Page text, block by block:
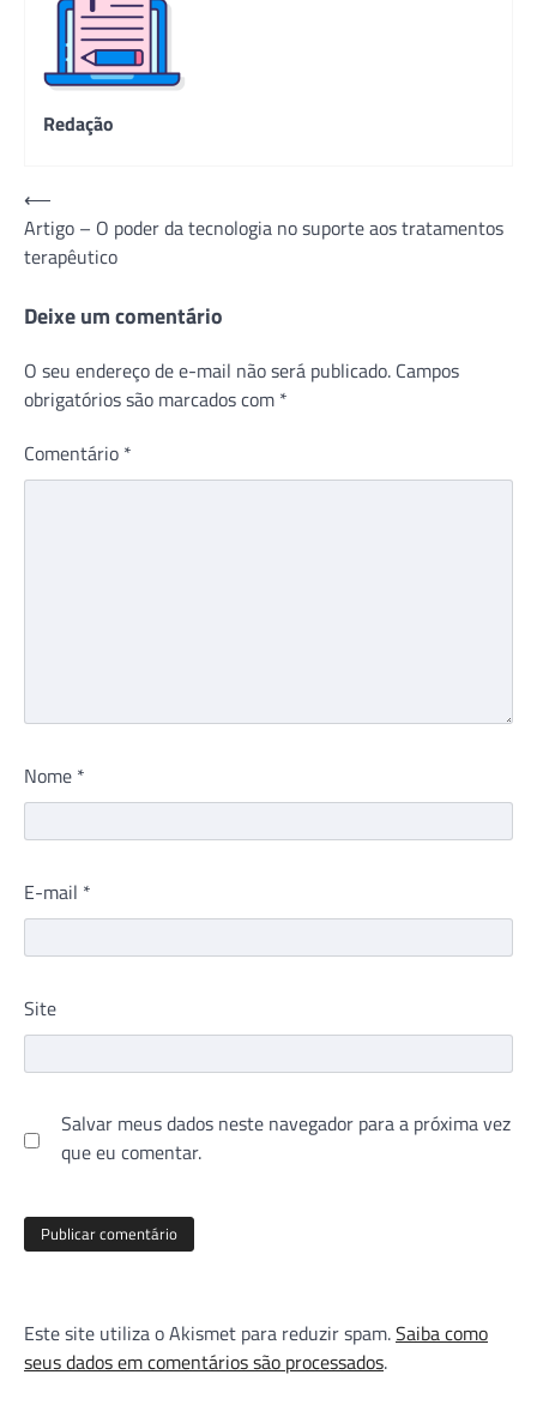
Redação
Navegação
de
Post
⟵
Artigo – O poder da tecnologia no suporte aos tratamentos
terapêutico
Deixe um comentário
O seu endereço de e-mail não será publicado. Campos
obrigatórios são marcados com *
Comentário *
Nome *
E-mail *
Site
Salvar meus dados neste navegador para a próxima vez
que eu comentar.
Este site utiliza o Akismet para reduzir spam.Saiba como
seus dados em comentários são processados.